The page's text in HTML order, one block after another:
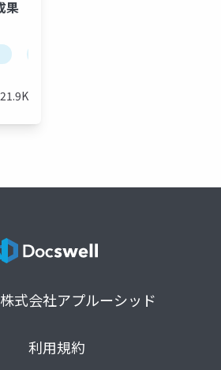
果
21.9K
式会社アプルーシッド
利用規約